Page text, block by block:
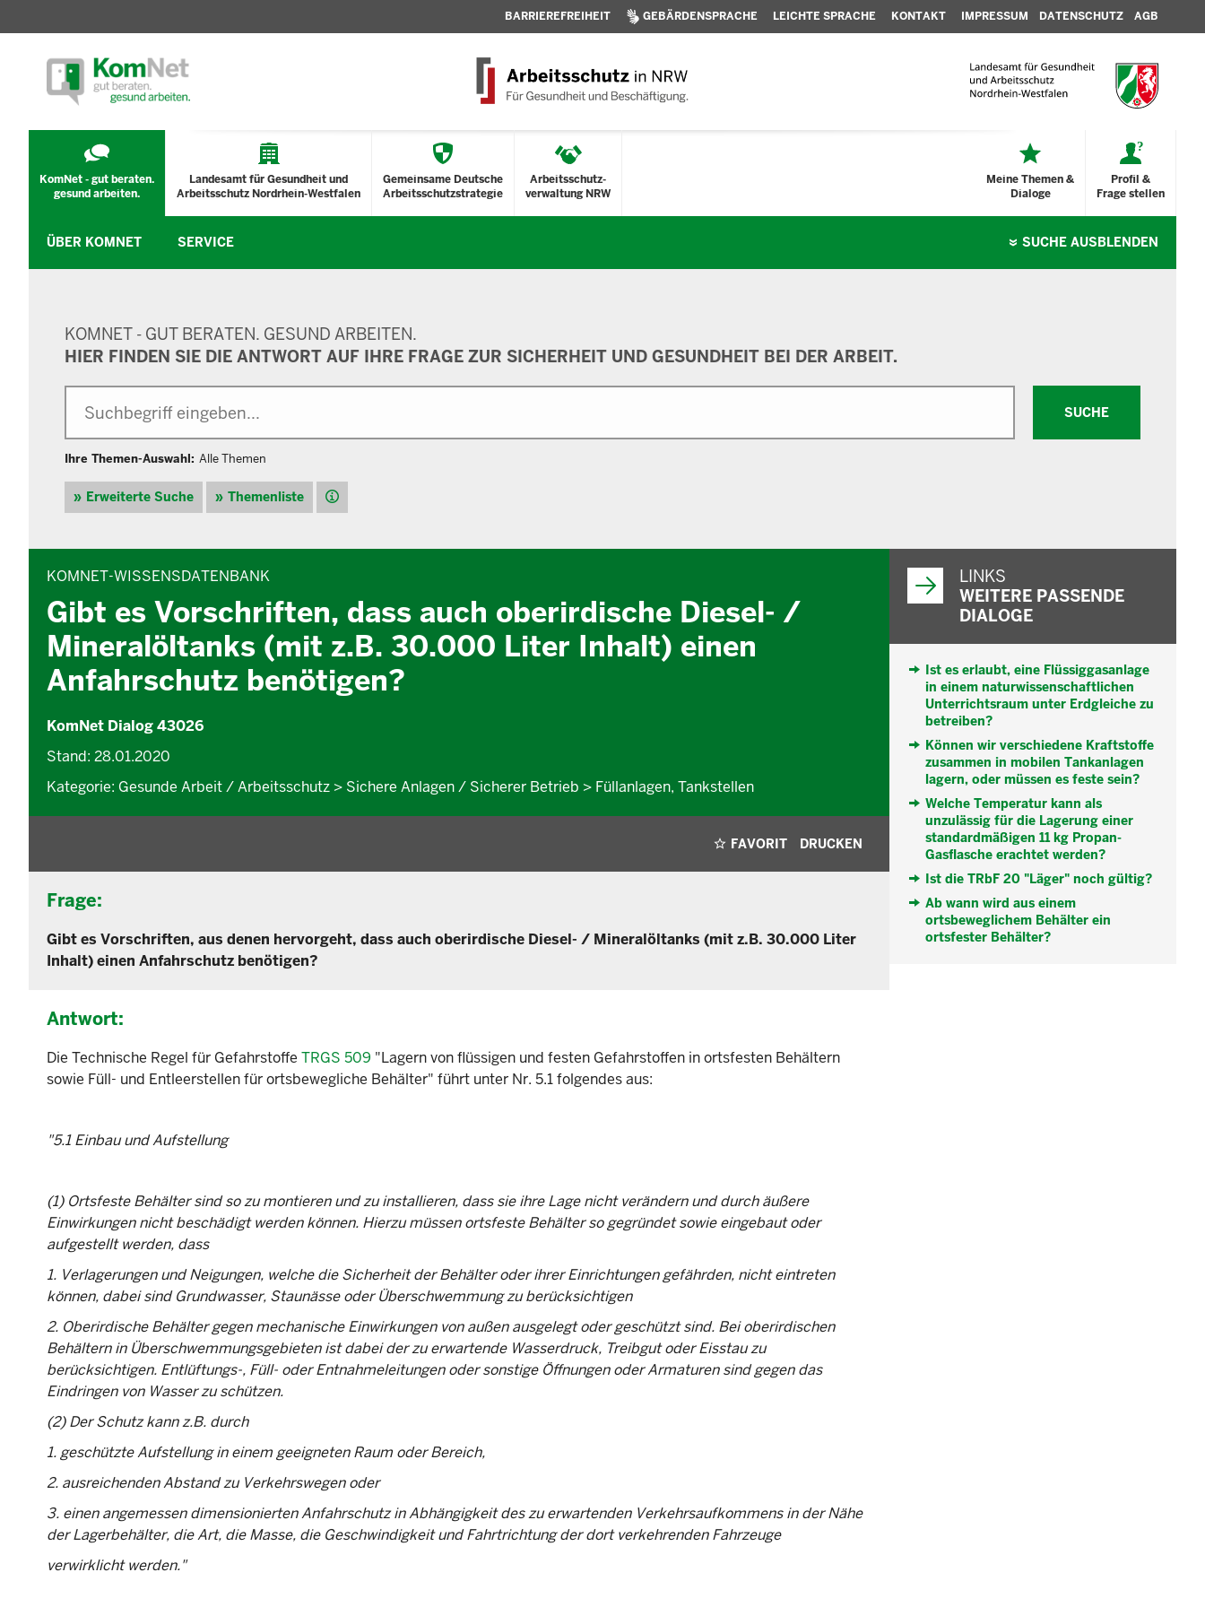
BARRIEREFREIHEIT GEBÄRDENSPRACHE LEICHTE SPRACHE KONTAKT IMPRESSUM DATENSCHUTZ AGB
KomNet - gut beraten.
gesund arbeiten.
Landesamt für Gesundheit und
Arbeitsschutz Nordrhein-Westfalen
Gemeinsame Deutsche
Arbeitsschutzstrategie
Arbeitsschutz-
verwaltung NRW
Profil &
Frage stellen
Meine Themen &
Dialoge
ÜBER KOMNET SERVICE SUCHE AUSBLENDEN
KOMNET - GUT BERATEN. GESUND ARBEITEN.
HIER FINDEN SIE DIE ANTWORT AUF IHRE FRAGE ZUR SICHERHEIT UND GESUNDHEIT BEI DER ARBEIT.
SUCHE
Ihre Themen-Auswahl: Alle Themen
Erweiterte Suche Themenliste Hilfe
KOMNET-WISSENSDATENBANK
Gibt es Vorschriften, dass auch oberirdische Diesel- /
Mineralöltanks (mit z.B. 30.000 Liter Inhalt) einen
Anfahrschutz benötigen?
KomNet Dialog 43026
Stand: 28.01.2020
Kategorie: Gesunde Arbeit / Arbeitsschutz > Sichere Anlagen / Sicherer Betrieb > Füllanlagen, Tankstellen
FAVORIT DRUCKEN
Frage:
Gibt es Vorschriften, aus denen hervorgeht, dass auch oberirdische Diesel- / Mineralöltanks (mit z.B. 30.000 Liter
Inhalt) einen Anfahrschutz benötigen?
Antwort:
Die Technische Regel für Gefahrstoffe TRGS 509 "Lagern von flüssigen und festen Gefahrstoffen in ortsfesten Behältern
sowie Füll- und Entleerstellen für ortsbewegliche Behälter" führt unter Nr. 5.1 folgendes aus:
"5.1 Einbau und Aufstellung
(1) Ortsfeste Behälter sind so zu montieren und zu installieren, dass sie ihre Lage nicht verändern und durch äußere
Einwirkungen nicht beschädigt werden können. Hierzu müssen ortsfeste Behälter so gegründet sowie eingebaut oder
aufgestellt werden, dass
1. Verlagerungen und Neigungen, welche die Sicherheit der Behälter oder ihrer Einrichtungen gefährden, nicht eintreten
können, dabei sind Grundwasser, Staunässe oder Überschwemmung zu berücksichtigen
2. Oberirdische Behälter gegen mechanische Einwirkungen von außen ausgelegt oder geschützt sind. Bei oberirdischen
Behältern in Überschwemmungsgebieten ist dabei der zu erwartende Wasserdruck, Treibgut oder Eisstau zu
berücksichtigen. Entlüftungs-, Füll- oder Entnahmeleitungen oder sonstige Öffnungen oder Armaturen sind gegen das
Eindringen von Wasser zu schützen.
(2) Der Schutz kann z.B. durch
1. geschützte Aufstellung in einem geeigneten Raum oder Bereich,
2. ausreichenden Abstand zu Verkehrswegen oder
3. einen angemessen dimensionierten Anfahrschutz in Abhängigkeit des zu erwartenden Verkehrsaufkommens in der Nähe
der Lagerbehälter, die Art, die Masse, die Geschwindigkeit und Fahrtrichtung der dort verkehrenden Fahrzeuge
verwirklicht werden."
LINKS
WEITERE PASSENDE
DIALOGE
Ist es erlaubt, eine Flüssiggasanlage
in einem naturwissenschaftlichen
Unterrichtsraum unter Erdgleiche zu
betreiben?
Können wir verschiedene Kraftstoffe
zusammen in mobilen Tankanlagen
lagern, oder müssen es feste sein?
Welche Temperatur kann als
unzulässig für die Lagerung einer
standardmäßigen 11 kg Propan-
Gasflasche erachtet werden?
Ist die TRbF 20 "Läger" noch gültig?
Ab wann wird aus einem
ortsbeweglichem Behälter ein
ortsfester Behälter?